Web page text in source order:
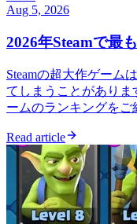
Aug 5, 2026
2026年Steamで最
Steamの超大作ゲーム
てしまうことがありま
ームのランキングをご
Read article